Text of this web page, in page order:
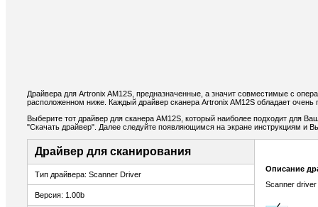
Драйвера для Artronix AM12S, предназначенные, а значит совместимые с
расположенном ниже. Каждый драйвер сканера Artronix AM12S обладает
Выберите тот драйвер для сканера AM12S, который наиболее подходит для
"Скачать драйвер". Далее следуйте появляющимся на экране инструкциям и
Драйвер для сканирования
Тип драйвера: Scanner Driver
Версия: 1.00b
Описание
Scanner